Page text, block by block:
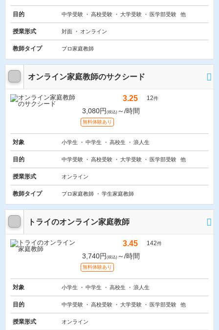
目的 中学受験 高校受験 大学受験 医学部受験 他
授業形式 対面 オンライン
教師タイプ プロ家庭教師
オンライン家庭教師のサクシード
3.25 12件
3,080円 (税込) ～/時間
無料体験あり
対象 小学生 中学生 高校生 浪人生
目的 中学受験 高校受験 大学受験 医学部受験 他
授業形式 オンライン
教師タイプ プロ家庭教師 学生家庭教師
トライのオンライン家庭教師
3.45 142件
3,740円 (税込) ～/時間
無料体験あり
対象 小学生 中学生 高校生 浪人生
目的 中学受験 高校受験 大学受験 医学部受験 他
授業形式 オンライン